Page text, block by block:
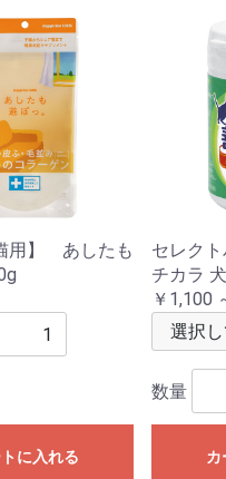
用】 あしたも
に入れる
セレク
チカラ
￥1,100
数量
カ